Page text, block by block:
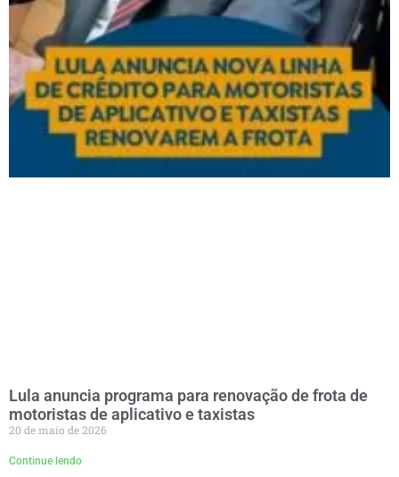
Lula anuncia programa para renovação de frota de
motoristas de aplicativo e taxistas
20 de maio de 2026
Continue lendo